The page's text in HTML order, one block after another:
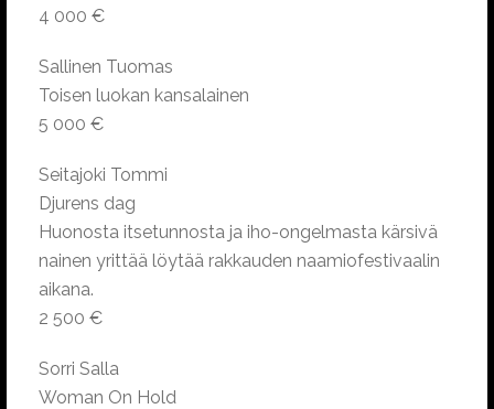
4 000 €
Sallinen Tuomas
Toisen luokan kansalainen
5 000 €
Seitajoki Tommi
Djurens dag
Huonosta itsetunnosta ja iho-ongelmasta kärsivä
nainen yrittää löytää rakkauden naamiofestivaalin
aikana.
2 500 €
Sorri Salla
Woman On Hold